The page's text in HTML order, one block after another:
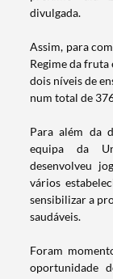
Termo de
divulgada.
Assim, para
Regime da
dois níveis de
num total de
Para além da
equipa da
desenvolveu
vários
sensibilizar a
saudáveis.
Foram
oportunidade